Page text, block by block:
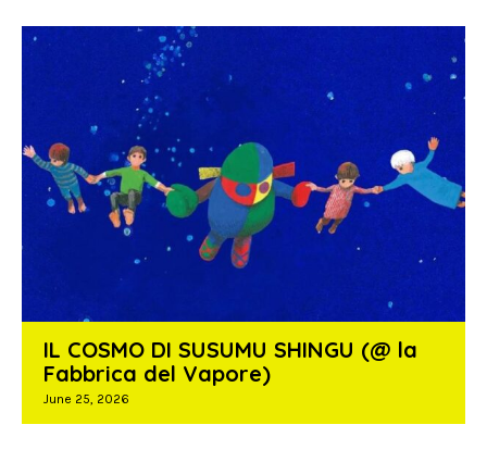
IL COSMO DI SUSUMU SHINGU (@ la
Fabbrica del Vapore)
June 25, 2026